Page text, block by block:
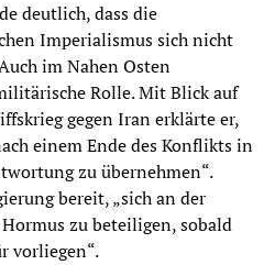
deutlich, dass die
Imperialismus sich nicht
im Nahen Osten
Rolle. Mit Blick auf
gegen Iran erklärte er,
einem Ende des Konflikts in
zu übernehmen“.
bereit, „sich an der
zu beteiligen, sobald
vorliegen“.